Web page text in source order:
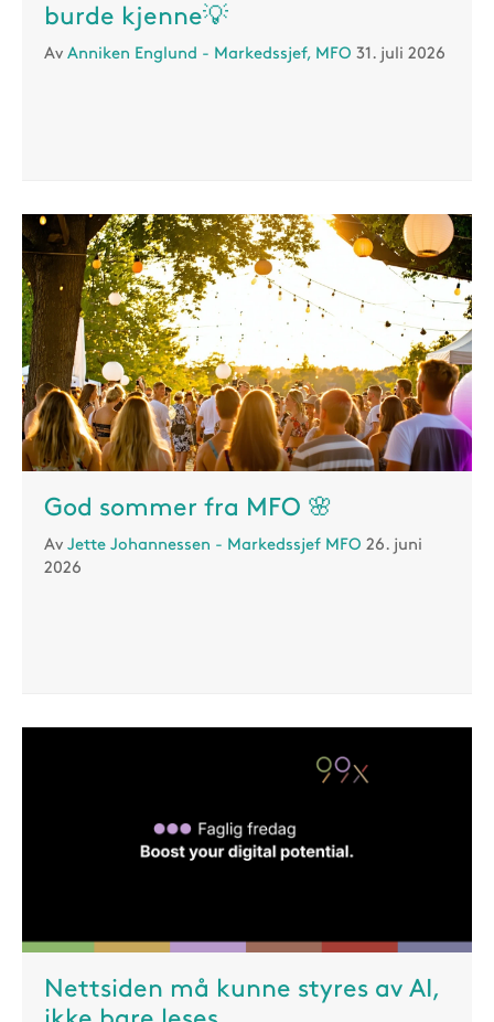
burde kjenne💡
Av Anniken Englund - Markedssjef, MFO 31. juli 2026
God sommer fra MFO 🌸
Av Jette Johannessen - Markedssjef MFO 26. juni
2026
Nettsiden må kunne styres av AI,